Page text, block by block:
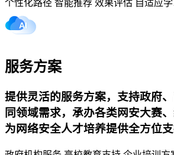
个性化路径 智能推荐 效果评估 自适应
服务方案
提供灵活的服务方案，支持政府
同领域需求，承办各类网安大赛、
为网络安全人才培养提供全方位支